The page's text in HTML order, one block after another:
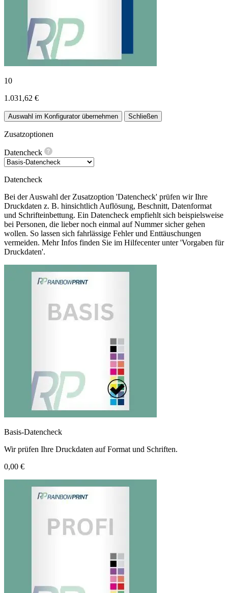
10
1.031,62 €
Auswahl im Konfigurator übernehmen Schließen
Zusatzoptionen
Datencheck
Datencheck
Bei der Auswahl der Zusatzoption 'Datencheck' prüfen wir Ihre
Druckdaten z. B. hinsichtlich Auflösung, Beschnitt, Datenformat
und Schrifteinbettung. Ein Datencheck empfiehlt sich beispielsweise
bei Personen, die lieber noch einmal auf Nummer sicher gehen
wollen. So lassen sich fahrlässige Fehler und Enttäuschungen
vermeiden. Mehr Infos finden Sie im Hilfecenter unter 'Vorgaben für
Druckdaten'.
Basis-Datencheck
Wir prüfen Ihre Druckdaten auf Format und Schriften.
0,00 €